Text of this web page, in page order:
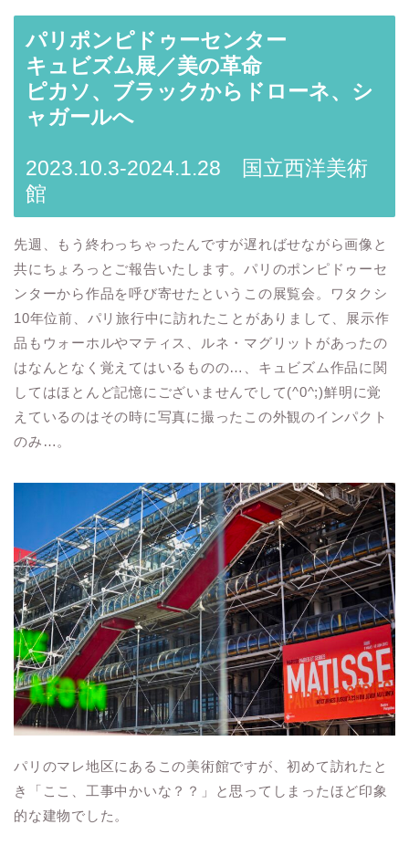
パリポンピドゥーセンター
キュビズム展／美の革命
ピカソ、ブラックからドローネ、シ
ャガールへ
2023.10.3-2024.1.28 国立西洋美術
館
先週、もう終わっちゃったんですが遅ればせながら画像と
共にちょろっとご報告いたします。パリのポンピドゥーセ
ンターから作品を呼び寄せたというこの展覧会。ワタクシ
10年位前、パリ旅行中に訪れたことがありまして、展示作
品もウォーホルやマティス、ルネ・マグリットがあったの
はなんとなく覚えてはいるものの…、キュビズム作品に関
してはほとんど記憶にございませんでして(^0^;)鮮明に覚
えているのはその時に写真に撮ったこの外観のインパクト
のみ…。
パリのマレ地区にあるこの美術館ですが、初めて訪れたと
き「ここ、工事中かいな？？」と思ってしまったほど印象
的な建物でした。